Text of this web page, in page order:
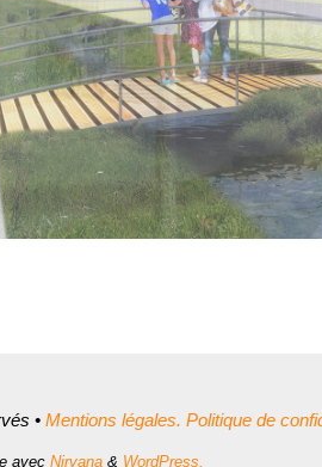
• Mentions légales. Politique de
avec Nirvana& WordPress.